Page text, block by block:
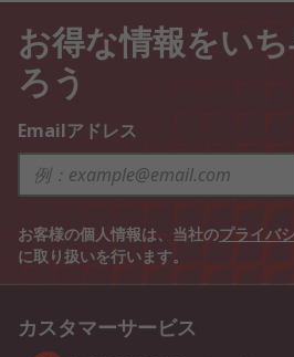
お得な情報をい
ろう
Emailアドレス
お客様の個人情報は、当社のプライバ
に取り扱いを行います。
カスタマーサービス